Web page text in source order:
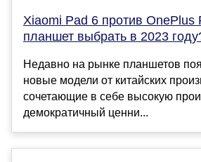
Xiaomi Pad 6 против OnePlus
планшет выбрать в 2023
Недавно на рынке планшетов
новые модели от китайских
сочетающие в себе высокую
демократичный ценни...